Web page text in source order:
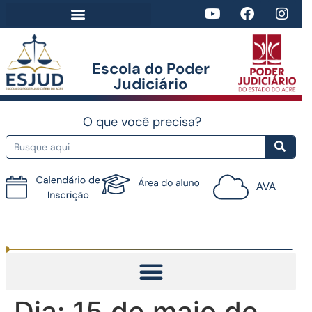
Escola do Poder
Judiciário​
O que você precisa?